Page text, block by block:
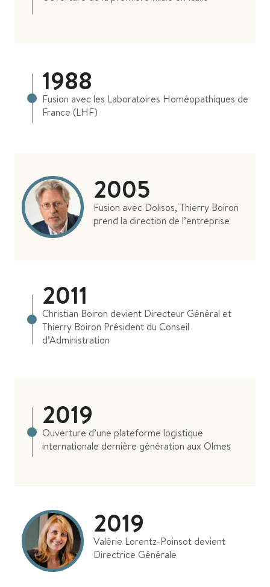
1988
Fusion avec les Laboratoires Homéopathiques de
France (LHF)
2005
Fusion avec Dolisos, Thierry Boiron
prend la direction de l’entreprise
2011
Christian Boiron devient Directeur Général et
Thierry Boiron Président du Conseil
d’Administration
2019
Ouverture d’une plateforme logistique
internationale dernière génération aux Olmes
2019
Valérie Lorentz-Poinsot devient
Directrice Générale